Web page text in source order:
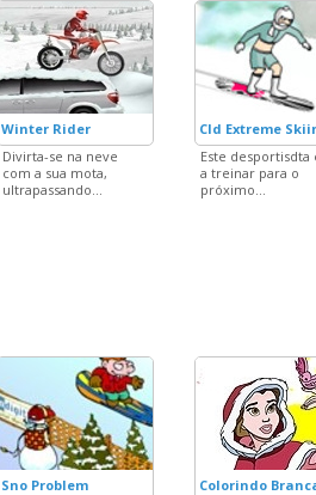
Winter Rider
Divirta-se na neve
com a sua mota,
ultrapassando...
Cld Extreme
Este desportisdta
a treinar para o
próximo...
Sno Problem
Colorindo